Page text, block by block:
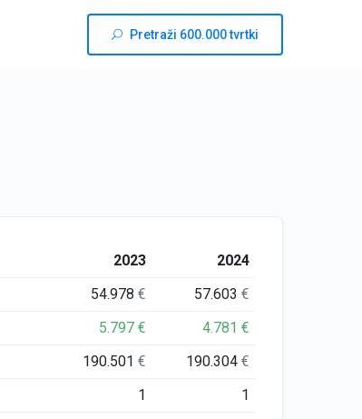
Pretraži 600.000 tvrtki
2023
2024
54.978€ 57.603€
5.797€ 4.781€
190.501€ 190.304€
1
1